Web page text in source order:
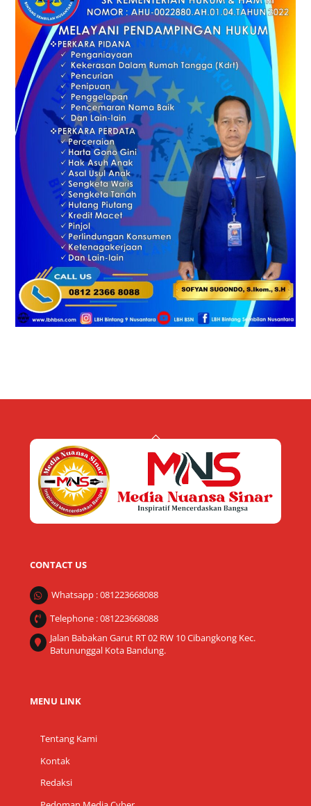
Back
Top
CONTACT US
Whatsapp : 081223668088
Telephone : 081223668088
Jalan Babakan Garut RT 02 RW 10 Cibangkong Kec.
Batununggal Kota Bandung.
MENU LINK
Tentang Kami
Kontak
Redaksi